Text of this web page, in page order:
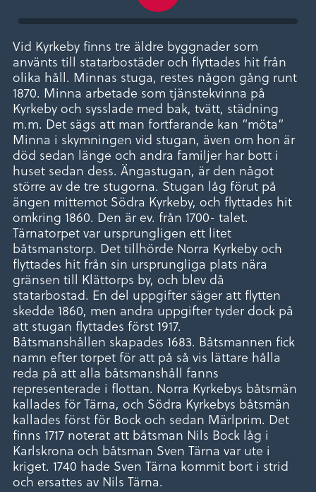
Vid Kyrkeby finns tre äldre byggnader som
använts till statarbostäder och flyttades hit från
olika håll. Minnas stuga, restes någon gång runt
1870. Minna arbetade som tjänstekvinna på
Kyrkeby och sysslade med bak, tvätt, städning
m.m. Det sägs att man fortfarande kan ”möta”
Minna i skymningen vid stugan, även om hon är
död sedan länge och andra familjer har bott i
huset sedan dess. Ängastugan, är den något
större av de tre stugorna. Stugan låg förut på
ängen mittemot Södra Kyrkeby, och flyttades hit
omkring 1860. Den är ev. från 1700- talet.
Tärnatorpet var ursprungligen ett litet
båtsmanstorp. Det tillhörde Norra Kyrkeby och
flyttades hit från sin ursprungliga plats nära
gränsen till Klättorps by, och blev då
statarbostad. En del uppgifter säger att flytten
skedde 1860, men andra uppgifter tyder dock på
att stugan flyttades först 1917.
Båtsmanshållen skapades 1683. Båtsmannen fick
namn efter torpet för att på så vis lättare hålla
reda på att alla båtsmanshåll fanns
representerade i flottan. Norra Kyrkebys båtsmän
kallades för Tärna, och Södra Kyrkebys båtsmän
kallades först för Bock och sedan Märlprim. Det
finns 1717 noterat att båtsman Nils Bock låg i
Karlskrona och båtsman Sven Tärna var ute i
kriget. 1740 hade Sven Tärna kommit bort i strid
och ersattes av Nils Tärna.